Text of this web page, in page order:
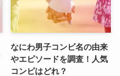
なにわ男子コンビ名の由来
やエピソードを調査！人気
コンビはどれ？